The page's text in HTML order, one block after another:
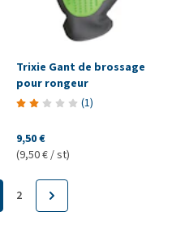
Trixie Gant de brossage
pour rongeur
(1)
9,50 €
(9,50 € / st)
2